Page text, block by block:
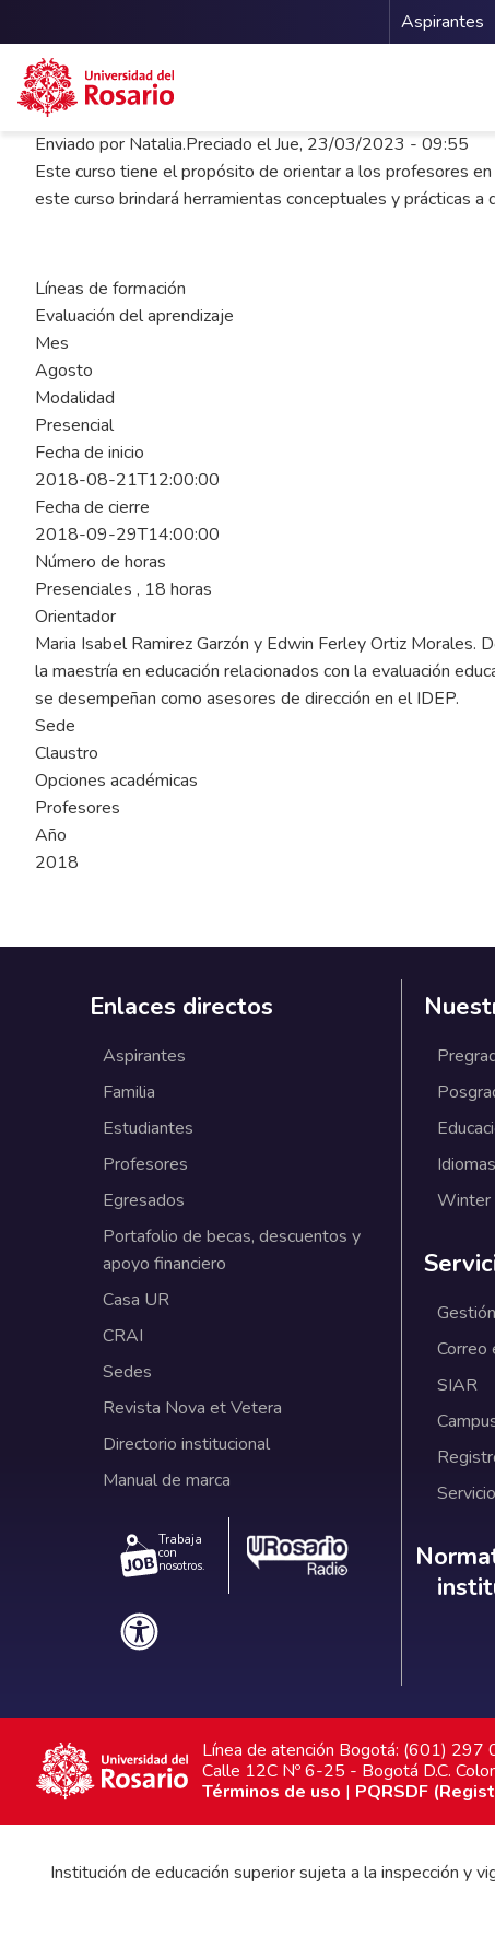
Pasar al contenido principal
Aspirantes
Enviado por Natalia.Preciado elJue, 23/03/2023 - 09:55
Este curso tiene el propósito de orientar a los profesores
este curso brindará herramientas conceptuales y prácticas
Líneas de formación
Evaluación del aprendizaje
Mes
Agosto
Modalidad
Presencial
Fecha de inicio
2018-08-21T12:00:00
Fecha de cierre
2018-09-29T14:00:00
Número de horas
Presenciales , 18 horas
Orientador
Maria Isabel Ramirez Garzón y Edwin Ferley Ortiz Morales.
la maestría en educación relacionados con la evaluación
se desempeñan como asesores de dirección en el IDEP.
Sede
Claustro
Opciones académicas
Profesores
Año
2018
Enlaces directos
Aspirantes
Familia
Estudiantes
Profesores
Egresados
Portafolio de becas, descuentos y
apoyo financiero
Casa UR
CRAI
Sedes
Revista Nova et Vetera
Directorio institucional
Manual de marca
Trabaja
con
nosotros.
Idiomas
Winter
Correo
SIAR
Línea de atención Bogotá: (601) 297
Calle 12C Nº 6-25 - Bogotá D.C.
Términos de uso | PQRSDF
Institución de educación superior sujeta a la inspección y